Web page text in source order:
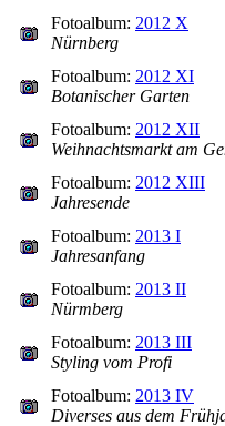
Fotoalbum: 2012 X
Nürnberg
Fotoalbum: 2012 XI
Botanischer Garten
Fotoalbum: 2012 XII
Weihnachtsmarkt am
Fotoalbum: 2012 XIII
Jahresende
Fotoalbum: 2013 I
Jahresanfang
Fotoalbum: 2013 II
Nürmberg
Fotoalbum: 2013 III
Styling vom Profi
Fotoalbum: 2013 IV
Diverses aus dem